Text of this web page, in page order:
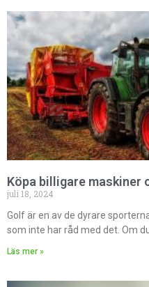
Köpa billigare maskiner
juli 18, 2024
Golf är en av de dyrare
som inte har råd med det. Om
Läs mer »